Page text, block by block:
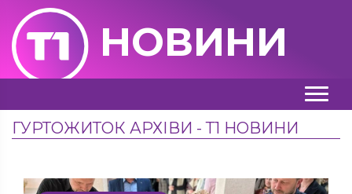
НОВИНИ
ГУРТОЖИТОК АРХІВИ - Т1 НОВИНИ